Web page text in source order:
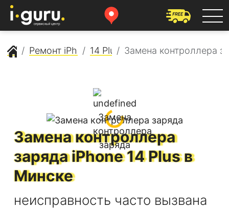
Сервисный центр Apple
Ремонт iPhone14 Plus Замена контроллера
Замена контроллера
зарядаiPhone 14 Plusв
Минске
неисправность часто вызвана